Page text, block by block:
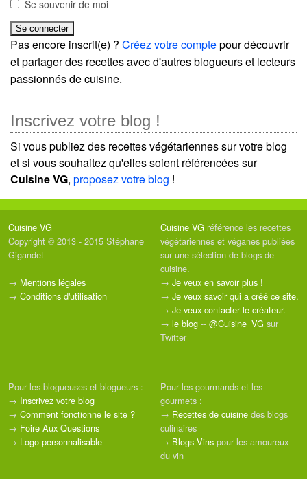
Se souvenir de moi
Pas encore inscrit(e) ? Créez votre comptepour découvrir
et partager des recettes avec d'autres blogueurs et lecteurs
passionnés de cuisine.
Inscrivez votre blog !
Si vous publiez des recettes végétariennes sur votre blog
et si vous souhaitez qu'elles soient référencées sur
Cuisine VG, proposez votre blog !
Cuisine VG
Copyright © 2013 - 2015 Stéphane
Gigandet
→ Mentions légales
→ Conditions d'utilisation
Cuisine VG référence les recettes
végétariennes et véganes publiées
sur une sélection de blogs de
cuisine.
→ Je veux en savoir plus !
→ Je veux savoir qui a créé ce site.
→ Je veux contacter le créateur.
→ le blog -- @Cuisine_VG sur
Twitter
Pour les blogueuses et blogueurs :
→ Inscrivez votre blog
→ Comment fonctionne le site ?
→ Foire Aux Questions
→ Logo personnalisable
Pour les gourmands et les
gourmets :
→ Recettes de cuisine des blogs
culinaires
→ Blogs Vins pour les amoureux
du vin